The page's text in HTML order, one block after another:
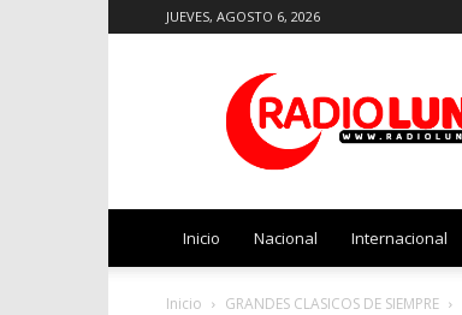
JUEVES, AGOSTO 6, 2026
Luna
Inicio Nacional Internacional
Inicio GRANDES CLASICOS DE SIEMPRE